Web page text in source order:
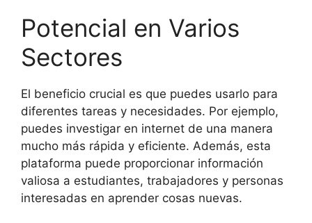
Potencial en Varios
Sectores
El beneficio crucial es que puedes usarlo para
diferentes tareas y necesidades. Por ejemplo,
puedes investigar en internet de una manera
mucho más rápida y eficiente. Además, esta
plataforma puede proporcionar información
valiosa a estudiantes, trabajadores y personas
interesadas en aprender cosas nuevas.